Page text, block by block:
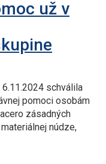
už v
schválila
pomoci osobám
zásadných
núdze,